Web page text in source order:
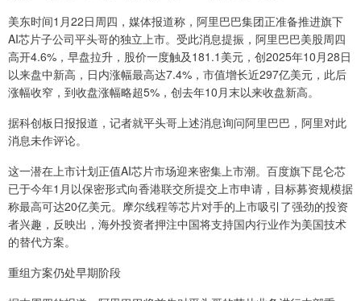
美东时间1月22日周四，媒体报道称，阿里巴巴集团正准备推进旗下
AI芯片子公司平头哥的独立上市。受此消息提振，阿里巴巴美股周四
高开4.6%，早盘拉升，股价一度触及181.1美元，创2025年10月28日
以来盘中新高，日内涨幅最高达7.4%，市值增长近297亿美元，此后
涨幅收窄，到收盘涨幅略超5%，创去年10月末以来收盘新高。
据科创板日报报道，记者就平头哥上述消息询问阿里巴巴，阿里对此
消息未作评论。
这一潜在上市计划正值AI芯片市场迎来密集上市潮。百度旗下昆仑芯
已于今年1月以保密形式向香港联交所提交上市申请，目标募资规模据
称最高可达20亿美元。摩尔线程等芯片对手的上市吸引了强劲的投资
者兴趣，反映出，海外投资者押注中国将支持国内行业作为美国技术
的替代方案。
重组方案仍处早期阶段